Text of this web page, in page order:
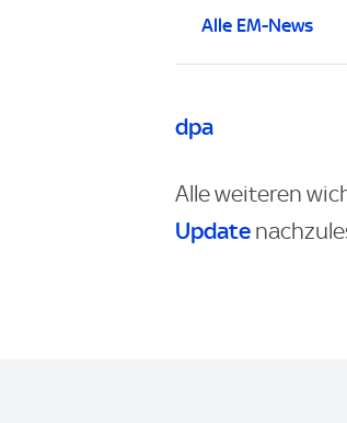
Alle EM-News
dpa
Alle weiteren
Update